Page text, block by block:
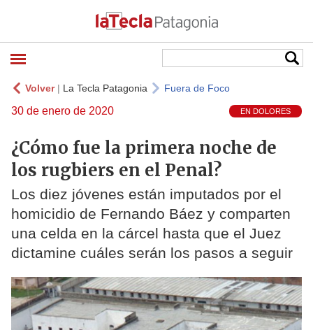
Volver| La Tecla Patagonia Fuera de Foco
30 de enero de 2020 EN DOLORES
¿Cómo fue la primera noche de
los rugbiers en el Penal?
Los diez jóvenes están imputados por el
homicidio de Fernando Báez y comparten
una celda en la cárcel hasta que el Juez
dictamine cuáles serán los pasos a seguir